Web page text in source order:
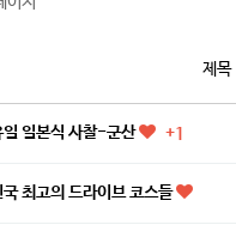
제목
일 일본식 사찰-군산 +1
최고의 드라이브 코스들